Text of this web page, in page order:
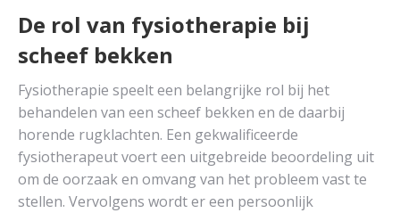
De rol van fysiotherapie bij
scheef bekken
Fysiotherapie speelt een belangrijke rol bij het
behandelen van een scheef bekken en de daarbij
horende rugklachten. Een gekwalificeerde
fysiotherapeut voert een uitgebreide beoordeling uit
om de oorzaak en omvang van het probleem vast te
stellen. Vervolgens wordt er een persoonlijk